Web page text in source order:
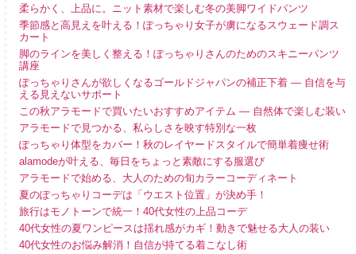
柔らかく、上品に。ニット素材で楽しむ冬の美脚ワイドパンツ
季節感と高見えを叶える！ぽっちゃり女子が虜になるスウェード調ス
カート
脚のラインを美しく整える！ぽっちゃりさんのためのスキニーパンツ
講座
ぽっちゃりさんが欲しくなるゴールドジャパンの補正下着 ― 自信を与
える見えないサポート
この秋アラモードで買いたいおすすめアイテム ― 自然体で楽しむ装い
アラモードで見つかる、私らしさを映す特別な一枚
ぽっちゃり体型をカバー！秋のレイヤードスタイルで簡単着痩せ術
alamodeが叶える、毎日をちょっと素敵にする服選び
アラモードで始める、大人のための旬カラーコーディネート
夏のぽっちゃりコーデは「ウエスト位置」が決め手！
旅行はモノトーンで統一！40代女性の上品コーデ
40代女性の夏ワンピースは揺れ感がカギ！動きで魅せる大人の装い
40代女性のお悩み解消！自信が持てる着こなし術